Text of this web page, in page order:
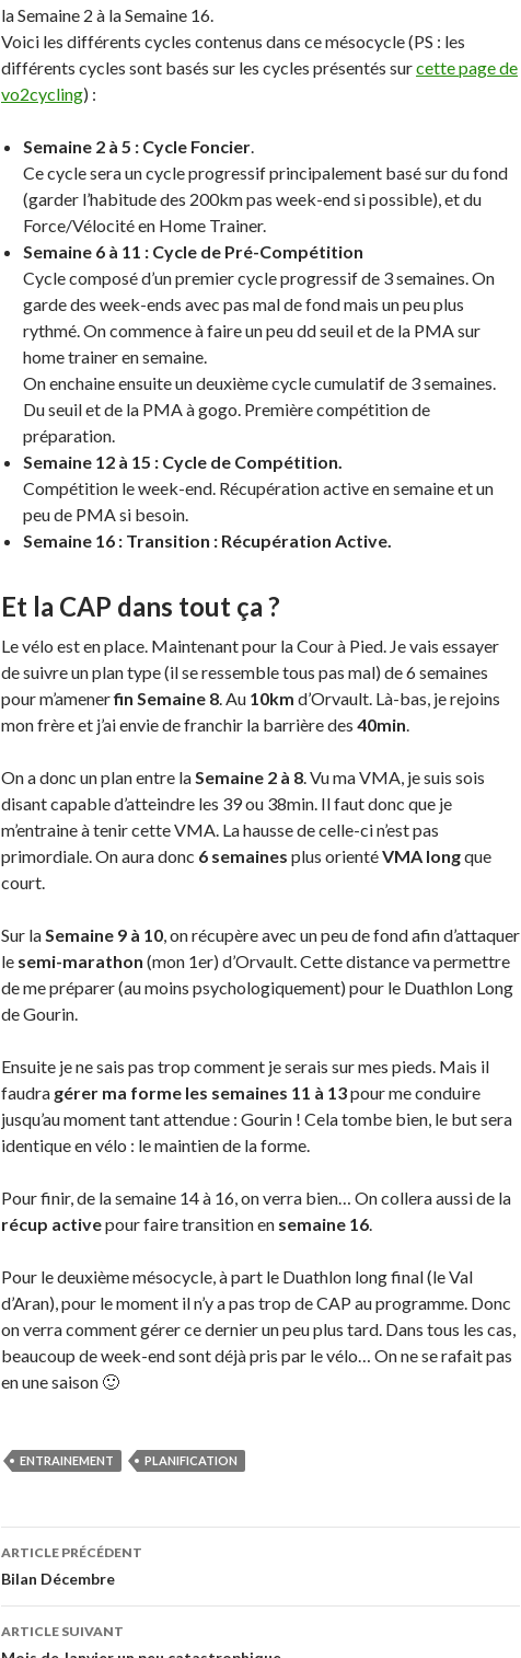
la Semaine 2 à la Semaine 16.
Voici les différents cycles contenus dans ce mésocycle (PS : les
différents cycles sont basés sur les cycles présentés surcette page de
vo2cycling) :
Semaine 2 à 5 : Cycle Foncier.
Ce cycle sera un cycle progressif principalement basé sur du fond
(garder l’habitude des 200km pas week-end si possible), et du
Force/Vélocité en Home Trainer.
Semaine 6 à 11 : Cycle de Pré-Compétition
Cycle composé d’un premier cycle progressif de 3 semaines. On
garde des week-ends avec pas mal de fond mais un peu plus
rythmé. On commence à faire un peu dd seuil et de la PMA sur
home trainer en semaine.
On enchaine ensuite un deuxième cycle cumulatif de 3 semaines.
Du seuil et de la PMA à gogo. Première compétition de
préparation.
Semaine 12 à 15 : Cycle de Compétition.
Compétition le week-end. Récupération active en semaine et un
peu de PMA si besoin.
Semaine 16 : Transition : Récupération Active.
Et la CAP dans tout ça ?
Le vélo est en place. Maintenant pour la Cour à Pied. Je vais essayer
de suivre un plan type (il se ressemble tous pas mal) de 6 semaines
pour m’amenerfin Semaine 8. Au 10km d’Orvault. Là-bas, je rejoins
mon frère et j’ai envie de franchir la barrière des 40min.
On a donc un plan entre laSemaine 2 à 8. Vu ma VMA, je suis sois
disant capable d’atteindre les 39 ou 38min. Il faut donc que je
m’entraine à tenir cette VMA. La hausse de celle-ci n’est pas
primordiale. On aura donc 6 semaines plus orientéVMA longque
court.
Sur laSemaine 9 à 10, on récupère avec un peu de fond afin d’attaquer
le semi-marathon (mon 1er) d’Orvault. Cette distance va permettre
de me préparer (au moins psychologiquement) pour le Duathlon Long
de Gourin.
Ensuite je ne sais pas trop comment je serais sur mes pieds. Mais il
faudra gérer ma forme les semaines 11 à 13pour me conduire
jusqu’au moment tant attendue : Gourin ! Cela tombe bien, le but sera
identique en vélo : le maintien de la forme.
Pour finir, de la semaine 14 à 16, on verra bien… On collera aussi de la
récup activepour faire transition en semaine 16.
Pour le deuxième mésocycle, à part le Duathlon long final (le Val
d’Aran), pour le moment il n’y a pas trop de CAP au programme. Donc
on verra comment gérer ce dernier un peu plus tard. Dans tous les cas,
beaucoup de week-end sont déjà pris par le vélo… On ne se rafait pas
en une saison 🙂
ENTRAINEMENT PLANIFICATION
Navigation
des
articles
ARTICLE PRÉCÉDENT
Bilan Décembre
ARTICLE SUIVANT